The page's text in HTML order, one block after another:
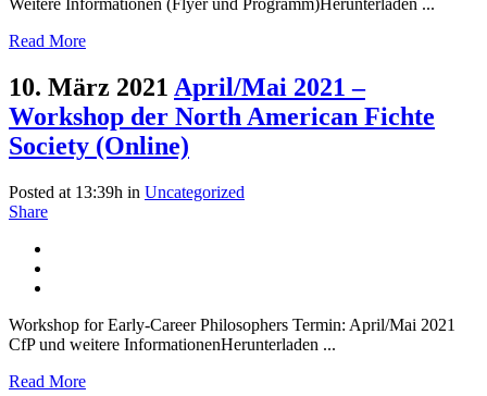
Weitere Informationen (Flyer und Programm)Herunterladen ...
Read More
10. März 2021 April/Mai 2021 –
Workshop der North American Fichte
Society (Online)
Posted at 13:39h in Uncategorized
Share
Workshop for Early-Career Philosophers Termin: April/Mai 2021
CfP und weitere InformationenHerunterladen ...
Read More